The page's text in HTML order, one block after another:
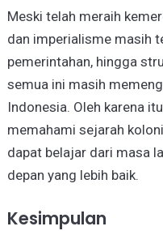
Meski telah meraih
dan imperialisme masih
pemerintahan, hingga
semua ini masih
Indonesia. Oleh karena
memahami sejarah
dapat belajar dari masa
depan yang lebih baik.
Kesimpulan